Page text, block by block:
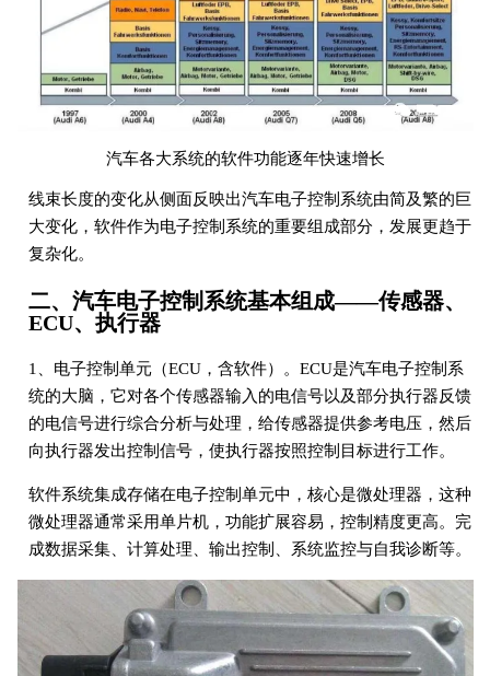
汽车各大系统的软件功能逐年快速增长
线束长度的变化从侧面反映出汽车电子控制系统由简及繁的巨
大变化，软件作为电子控制系统的重要组成部分，发展更趋于
复杂化。
二、汽车电子控制系统基本组成——传感器、
ECU、执行器
1、电子控制单元（ECU，含软件）。ECU是汽车电子控制系
统的大脑，它对各个传感器输入的电信号以及部分执行器反馈
的电信号进行综合分析与处理，给传感器提供参考电压，然后
向执行器发出控制信号，使执行器按照控制目标进行工作。
软件系统集成存储在电子控制单元中，核心是微处理器，这种
微处理器通常采用单片机，功能扩展容易，控制精度更高。完
成数据采集、计算处理、输出控制、系统监控与自我诊断等。